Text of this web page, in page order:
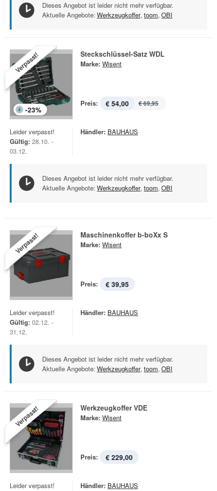
Dieses Angebot ist leider nicht mehr verfügbar.
Aktuelle Angebote: Werkzeugkoffer, toom, OBI
Verpasst!
-23%
Steckschlüssel-Satz WDL
Marke: Wisent
Preis: € 54,00 € 69,95
Leider verpasst!
Gültig: 28.10. -
03.12.
Händler: BAUHAUS
Dieses Angebot ist leider nicht mehr verfügbar.
Aktuelle Angebote: Werkzeugkoffer, toom, OBI
Verpasst! Maschinenkoffer b-boXx S
Marke: Wisent
Preis: € 39,95
Leider verpasst!
Gültig: 02.12. -
31.12.
Händler: BAUHAUS
Dieses Angebot ist leider nicht mehr verfügbar.
Aktuelle Angebote: Werkzeugkoffer, toom, OBI
Verpasst! Werkzeugkoffer VDE
Marke: Wisent
Preis: € 229,00
Leider verpasst!
Händler: BAUHAUS